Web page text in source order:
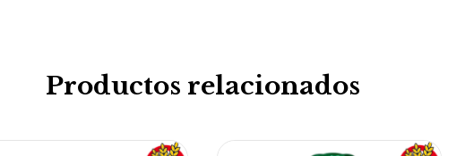
Productos relacionados